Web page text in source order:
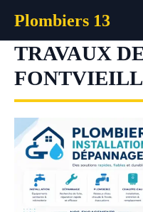
contenu
Plombiers 13
TRAVAUX